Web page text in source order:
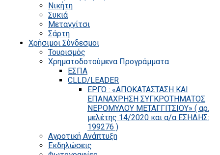
Νικήτη
Συκιά
Μεταγγίτσι
Σάρτη
Χρήσιμοι Σύνδεσμοι
Τουρισμός
Χρηματοδοτούμενα Προγράμματα
ΕΣΠΑ
CLLD/LEADER
ΕΡΓΟ : «ΑΠΟΚΑΤΑΣΤΑΣΗ ΚΑΙ
ΕΠΑΝΑΧΡΗΣΗ ΣΥΓΚΡΟΤΗΜΑΤΟΣ
ΝΕΡΟΜΥΛΟΥ ΜΕΤΑΓΓΙΤΣΙΟΥ» ( αρ.
μελέτης 14/2020 και α/α ΕΣΗΔΗΣ:
199276 )
Αγροτική Ανάπτυξη
Εκδηλώσεις